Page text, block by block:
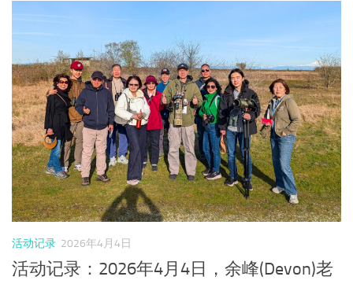
活动记录 2026年4月4日
活动记录：2026年4月4日，余峰(Devon)老